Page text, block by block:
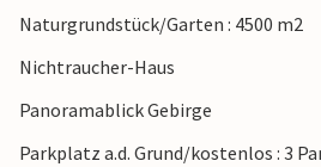
Naturgrundstück/Garten : 4500 m2
Nichtraucher-Haus
Panoramablick Gebirge
Parkplatz a.d. Grund/kostenlos : 3